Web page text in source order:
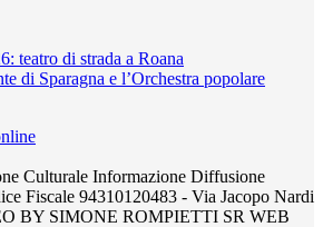
teatro di strada a Roana
di Sparagna e l’Orchestra popolare
Culturale Informazione Diffusione
Fiscale 94310120483 - Via Jacopo Nardi
BY SIMONE ROMPIETTI SR WEB